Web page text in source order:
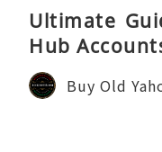
Ultimate
Hub
Buy Old